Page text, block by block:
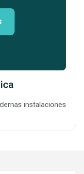
instalaciones